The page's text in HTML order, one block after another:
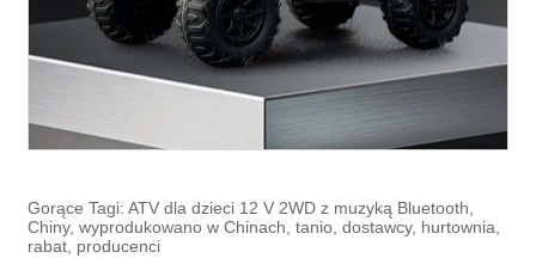
Gorące Tagi: ATV dla dzieci 12 V 2WD z muzyką Bluetooth,
Chiny, wyprodukowano w Chinach, tanio, dostawcy, hurtownia,
rabat, producenci